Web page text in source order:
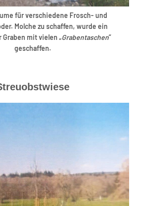
für verschiedene Frosch- und
Molche zu schaffen, wurde ein
mit vielen „Grabentaschen“
geschaffen.